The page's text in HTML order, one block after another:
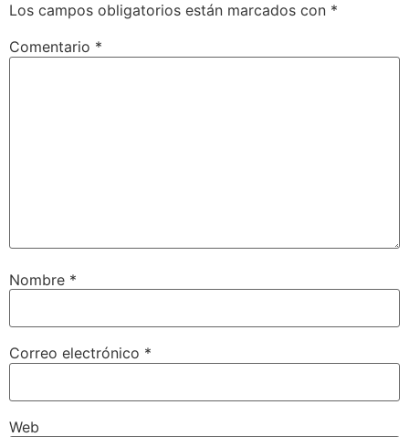
Los campos obligatorios están marcados con *
Comentario *
Nombre *
Correo electrónico *
Web